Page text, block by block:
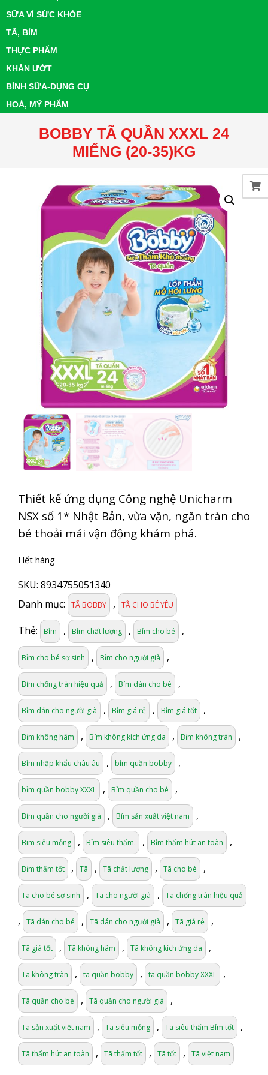
SỮA VÌ SỨC KHỎE
TÃ, BỈM
THỰC PHẨM
KHĂN ƯỚT
BÌNH SỮA-DỤNG CỤ
HOÁ, MỸ PHẨM
BOBBY TÃ QUẦN XXXL 24
MIẾNG (20-35)KG
Thiết kế ứng dụng Công nghệ Unicharm
NSX số 1* Nhật Bản, vừa vặn, ngăn tràn cho
bé thoải mái vận động khám phá.
Hết hàng
SKU: 8934755051340
Danh mục:
TÃ BOBBY , TÃ CHO BÉ YÊU
Thẻ: Bỉm , Bỉm chất lượng , Bỉm cho bé ,
Bỉm cho bé sơ sinh , Bỉm cho người già ,
Bỉm chống tràn hiệu quả , Bỉm dán cho bé ,
Bỉm dán cho người già , Bỉm giá rẻ , Bỉm giá tốt ,
Bỉm không hâm , Bỉm không kích ứng da , Bỉm không tràn ,
Bỉm nhập khẩu châu âu , bỉm quần bobby ,
bỉm quần bobby XXXL , Bỉm quần cho bé ,
Bỉm quần cho người già , Bỉm sản xuất việt nam ,
Bim siêu mỏng , Bỉm siêu thấm. , Bỉm thấm hút an toàn ,
Bỉm thấm tốt , Tã , Tã chất lượng , Tã cho bé ,
Tã cho bé sơ sinh , Tã cho người già , Tã chống tràn hiệu quả
, Tã dán cho bé , Tã dán cho người già , Tã giá rẻ ,
Tã giá tốt , Tã không hâm , Tã không kích ứng da ,
Tã không tràn , tã quần bobby , tã quần bobby XXXL ,
Tã quần cho bé , Tã quần cho người già ,
Tã sản xuất việt nam , Tã siêu mỏng , Tã siêu thấm.Bỉm tốt ,
Tã thấm hút an toàn , Tã thấm tốt , Tã tốt , Tã việt nam